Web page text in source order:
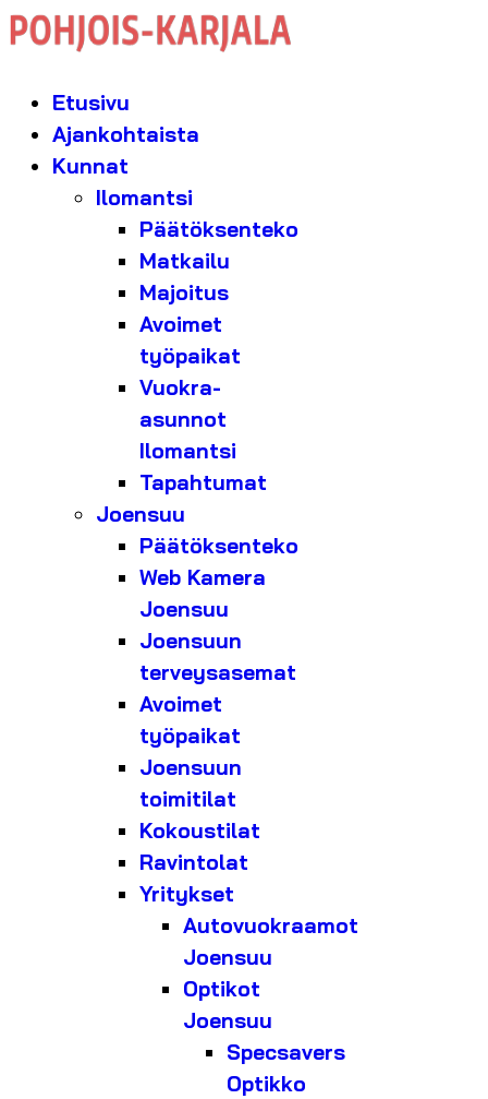
Etusivu
Ajankohtaista
Kunnat
Ilomantsi
Päätöksenteko
Matkailu
Majoitus
Avoimet
työpaikat
Vuokra-
asunnot
Ilomantsi
Tapahtumat
Joensuu
Päätöksenteko
Web Kamera
Joensuu
Joensuun
terveysasemat
Avoimet
työpaikat
Joensuun
toimitilat
Kokoustilat
Ravintolat
Yritykset
Autovuokraamot
Joensuu
Optikot
Joensuu
Specsavers
Optikko